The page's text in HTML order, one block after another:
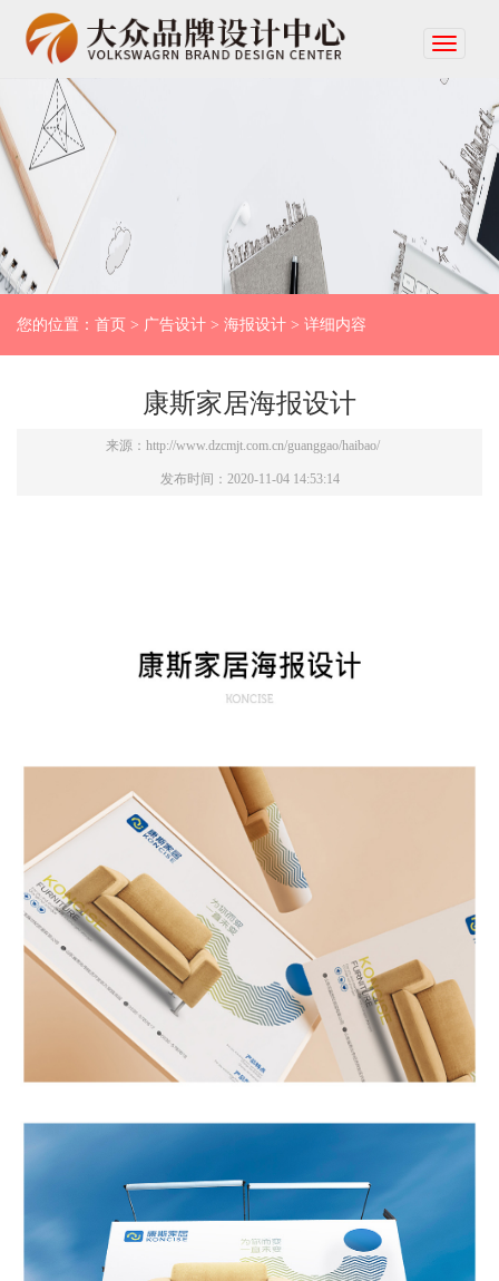
您的位置： 首页 > 广告设计 > 海报设计 > 详细内容
康斯家居海报设计
来源： http://www.dzcmjt.com.cn/guanggao/haibao/
发布时间：2020-11-04 14:53:14